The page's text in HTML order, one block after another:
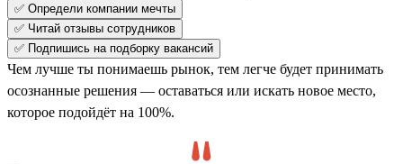
✅ Определи компании мечты
✅ Читай отзывы сотрудников
✅ Подпишись на подборку вакансий
Чем лучше ты понимаешь рынок, тем легче будет принимать
осознанные решения — оставаться или искать новое место,
которое подойдёт на 100%.